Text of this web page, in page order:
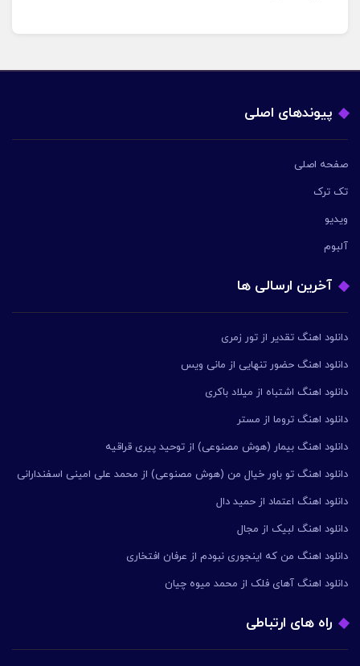
پیوندهای اصلی
صفحه اصلی
تک ترک
ویدیو
آلبوم
آخرین ارسالی ها
دانلود اهنگ تقدیر از تور زمری
دانلود اهنگ حضور تنهایی از مانی ویس
دانلود اهنگ اشتباه از میلاد باکری
دانلود اهنگ تروما از مستر
دانلود اهنگ بیمار (هوش مصنوعی) از توحید پیری قراقیه
دانلود اهنگ تو باور خیال من (هوش مصنوعی) از محمد علی امینی اسفندارانی
دانلود اهنگ اعتماد از حمید دال
دانلود اهنگ لبیک از مجال
دانلود اهنگ من که اینجوری نبودم از عرفان افتخاری
دانلود اهنگ آهای فلک از محمد میوه چیان
راه های ارتباطی